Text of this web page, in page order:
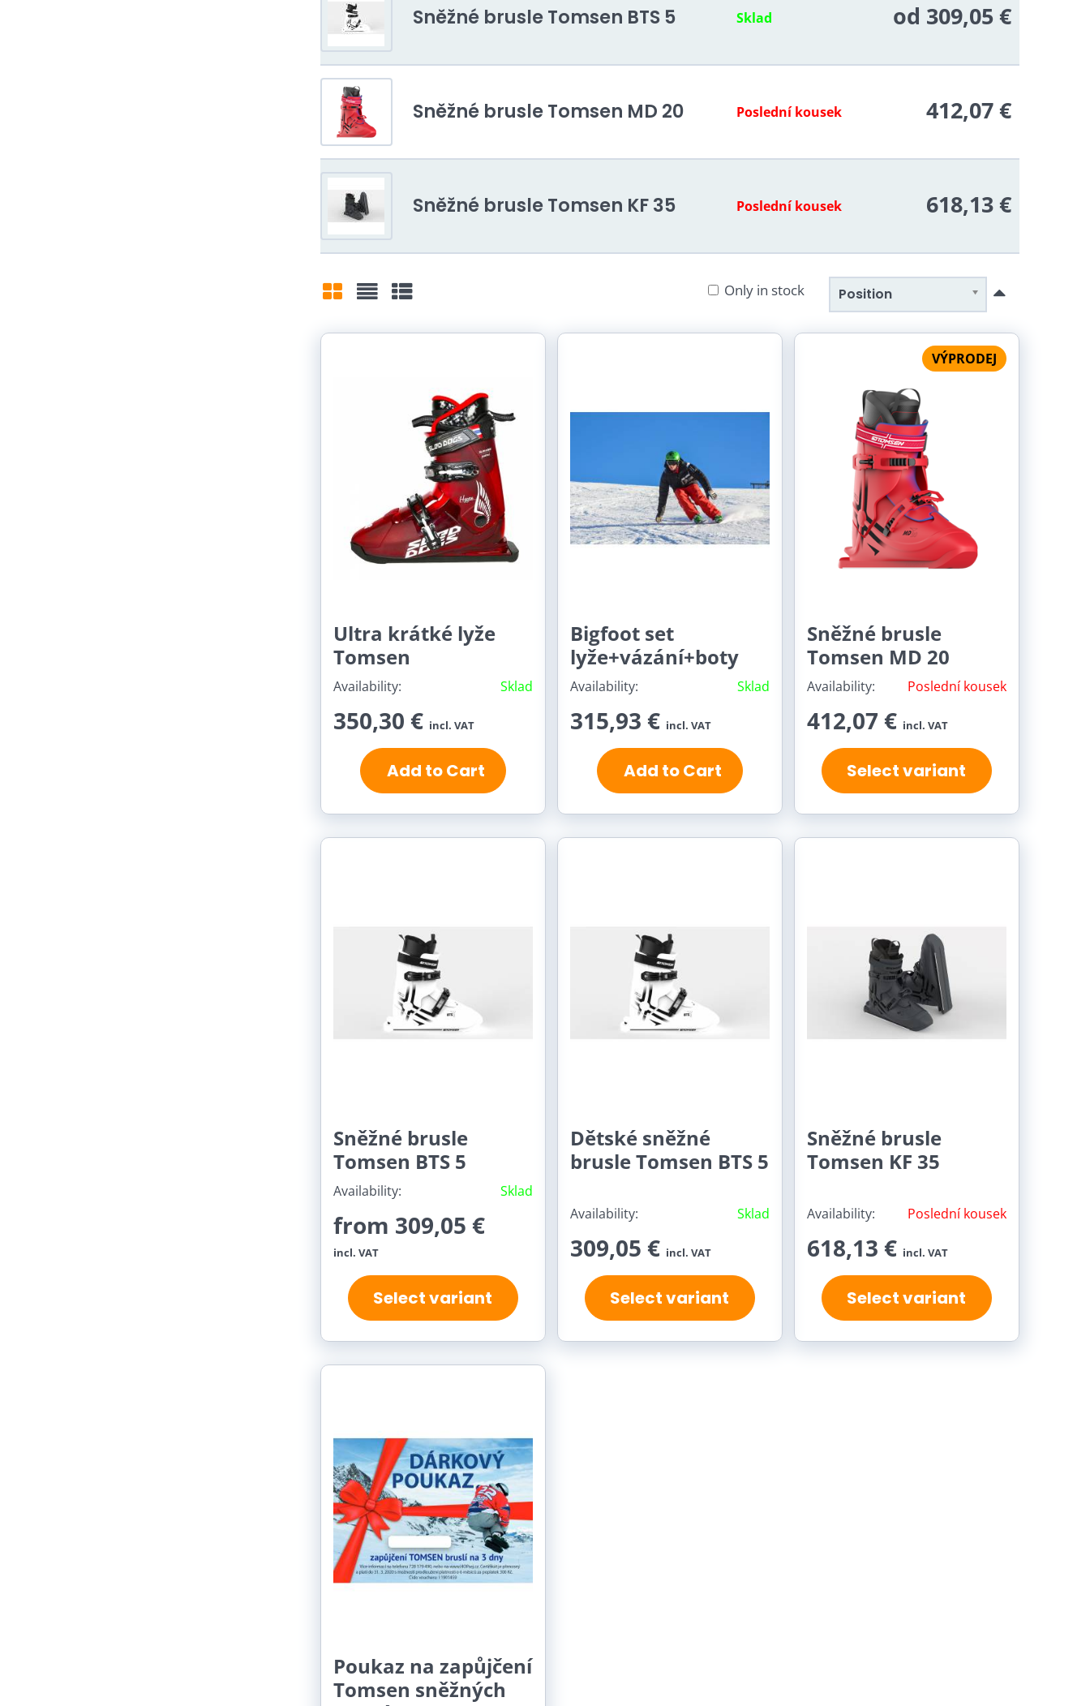
Sněžné brusle Tomsen BTS 5 Sklad od 309,05 €
Sněžné brusle Tomsen MD 20 Poslední kousek 412,07 €
Sněžné brusle Tomsen KF 35 Poslední kousek 618,13 €
Position
Only in stock
Ultra krátké lyže
Tomsen
Availability: Sklad
350,30 € incl. VAT
Add to Cart
Bigfoot set
lyže+vázání+boty
Availability: Sklad
315,93 € incl. VAT
Add to Cart
VÝPRODEJ
Sněžné brusle
Tomsen MD 20
Availability: Poslední kousek
412,07 € incl. VAT
Select variant
Sněžné brusle
Tomsen BTS 5
Availability: Sklad
from 309,05 €
incl. VAT
Select variant
Dětské sněžné
brusle Tomsen BTS 5
Availability: Sklad
309,05 € incl. VAT
Select variant
Sněžné brusle
Tomsen KF 35
Availability: Poslední kousek
618,13 € incl. VAT
Select variant
Poukaz na zapůjčení
Tomsen sněžných